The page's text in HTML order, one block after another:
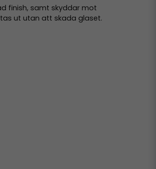
finish, samt skyddar mot
ut utan att skada glaset.